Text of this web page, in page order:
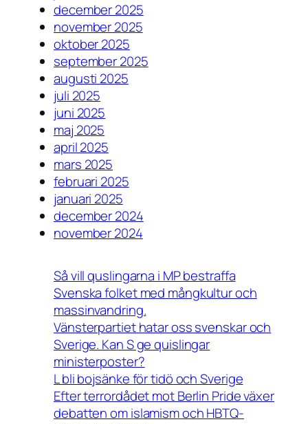
december 2025
november 2025
oktober 2025
september 2025
augusti 2025
juli 2025
juni 2025
maj 2025
april 2025
mars 2025
februari 2025
januari 2025
december 2024
november 2024
Så vill quslingarna i MP bestraffa
Svenska folket med mångkultur och
massinvandring.
Vänsterpartiet hatar oss svenskar och
Sverige. Kan S ge quislingar
ministerposter?
L bli bojsänke för tidö och Sverige
Efter terrordådet mot Berlin Pride växer
debatten om islamism och HBTQ-